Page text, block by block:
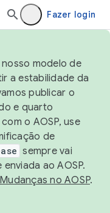
Fazer login
modelo de
a estabilidade da
publicar o
e quarto
o AOSP, use
de
sempre vai
ao AOSP.
Mudanças no AOSP.